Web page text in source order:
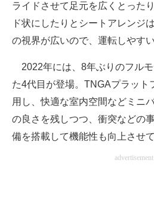
ライドさせて足元を広くとった
ド状にしたりとシートアレンジ
の視界が広いので、運転しやす
2022年には、8年ぶりのフル
た4代目が登場。TNGAプラット
用し、快適な室内空間などミニ
の良さを残しつつ、衝突などの
備を搭載して機能性も向上させて
advertisement